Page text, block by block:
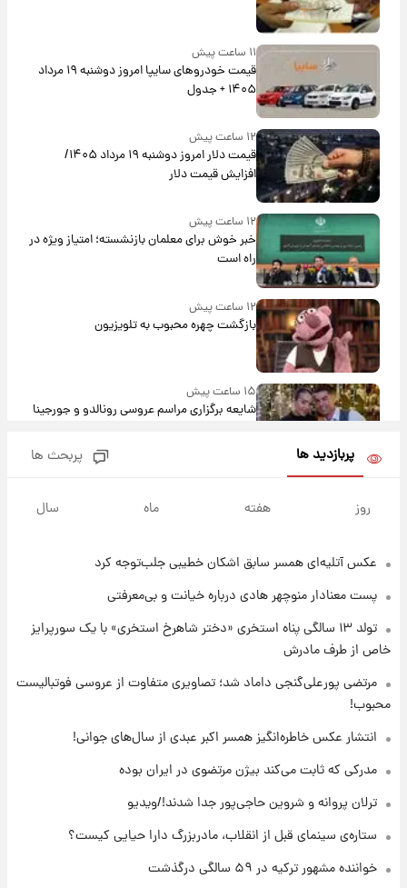
قیمت خودروهای سایپا امروز دوشنبه ۱۹ مرداد
۱۴۰۵ + جدول
۱۲ ساعت پیش
قیمت دلار امروز دوشنبه ۱۹ مرداد ۱۴۰۵/
افزایش قیمت دلار
۱۲ ساعت پیش
خبر خوش برای معلمان بازنشسته؛ امتیاز ویژه در
راه است
۱۲ ساعت پیش
بازگشت چهره محبوب به تلویزیون
۱۵ ساعت پیش
شایعه برگزاری مراسم عروسی رونالدو و جورجینا
۲۳ ساعت پیش
۲۱ ساعت پیش
فال قهوه روزانه دوشنبه ۱۹ مرداد ماه ۱۴۰۵
فال روزانه واقعی دوشنبه ۱۹ مرداد ۱۴۰۵
پربازدید ها پربحث ها
روز هفته ماه سال
عکس‌ آتلیه‌ای همسر سابق اشکان خطیبی جلب‌توجه کرد
پست معنادار منوچهر هادی درباره خیانت و بی‌معرفتی
تولد ۱۳ سالگی پناه استخری «دختر شاهرخ استخری» با یک سورپرایز
خاص از طرف مادرش
مرتضی پورعلی‌گنجی داماد شد؛ تصاویری متفاوت از عروسی فوتبالیست
محبوب!
انتشار عکس خاطره‌انگیز همسر اکبر عبدی از سال‌های جوانی!
مدرکی که ثابت می‌کند بیژن مرتضوی در ایران بوده
ترلان پروانه و شروین حاجی‌پور جدا شدند!/ویدیو
ستاره‌ی سینمای قبل از انقلاب، مادربزرگ دارا حیایی کیست؟
خواننده مشهور ترکیه در ۵۹ سالگی درگذشت